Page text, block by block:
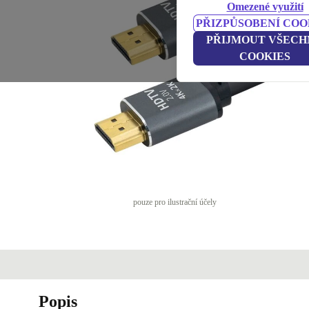
Omezené využití
PŘIZPŮSOBENÍ
PŘIJMOUT
COOKIES
pouze pro ilustrační účely
Popis